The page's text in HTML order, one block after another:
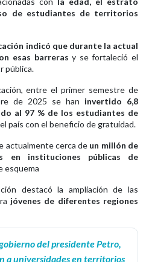
de estudiantes de territorios
indicó que durante la actual
esas barreras y se fortaleció el
pública.
entre el primer semestre de
de 2025 se han invertido 6,8
al 97 % de los estudiantes de
país con el beneficio de gratuidad.
actualmente cerca de un millón de
en instituciones públicas de
esquema
destacó la ampliación de las
jóvenes de diferentes regiones
del presidente Petro,
a universidades en territorios